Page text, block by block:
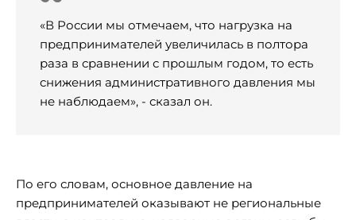
«В России мы отмечаем, что нагрузка на
предпринимателей увеличилась в полтора
раза в сравнении с прошлым годом, то есть
снижения административного давления мы
не наблюдаем», - сказал он.
По его словам, основное давление на
предпринимателей оказывают не региональные